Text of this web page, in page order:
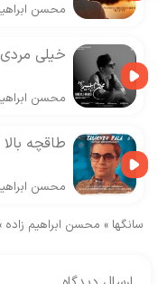
محسن
خیلی مردی
محسن
طاقچه بالا
محسن
سانگها » محسن ابراهیم زاده